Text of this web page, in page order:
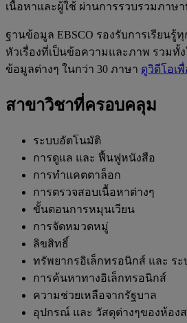
เนื้อหาและผู้ใช้ ผ่านการรวบรวมภาษ
ฐานข้อมูล EBSCO รองรับการเรียนรู้
หัวเรื่องที่เป็นข้อความและภาพ รวมทั้
ข้อมูลต่างๆ ในกว่า 30 ภาษา ดูวิดีโอเพื่
สาขาวิชาที่ครอบคลุม
ระบบอัตโนมัติ
การดูแล และ ฟื้นฟูหนังสือ
การทำแคตตาล็อก
การตรวจสอบเนื้อหาต่างๆ
ขั้นตอนการหมุนเวียน
การจัดหมวดหมู่
ลิขสิทธิ์
ทรัพยากรอิเล็กทรอนิกส์ และ ระ
การค้นหาทางอิเล็กทรอนิกส์
ความช่วยเหลือจากรัฐบาล
อุปกรณ์ และ วัสดุต่างๆของห้อง